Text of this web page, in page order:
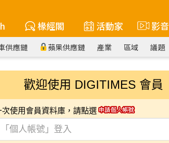
椽經閣 活動家 影音
供應鏈 蘋果供應鏈 產業 區域 議題
歡迎使用 DIGITIMES 會員
使用會員資料庫，請點選